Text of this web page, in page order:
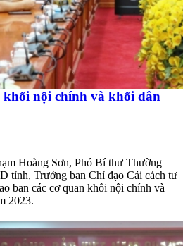
khối nội chính và khối dân
Hoàng Sơn, Phó Bí thư Thường
tỉnh, Trưởng ban Chỉ đạo Cải cách tư
ban các cơ quan khối nội chính và
2023.